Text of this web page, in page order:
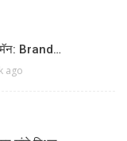
Brand…
ago